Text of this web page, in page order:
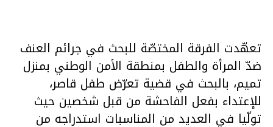
تعهّدت الفرقة المختصّة للبحث في جرائم العنف
ضدّ المرأة والطفل بمنطقة الأمن الوطني بمنزل
تميم، بالبحث في قضية تعرّض طفل قاصر،
للإعتداء بفعل الفاحشة من قبل شخصين حيث
تولّيا في العديد من المناسبات استدراجه من